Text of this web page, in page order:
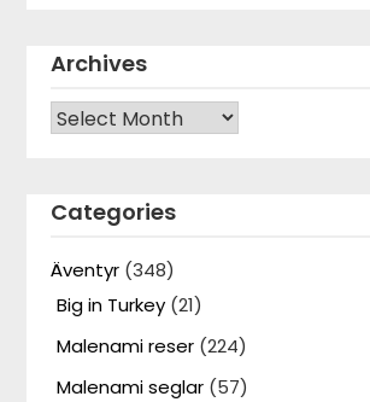
Archives
Archives
Categories
Äventyr (348)
Big in Turkey (21)
Malenami reser (224)
Malenami seglar (57)